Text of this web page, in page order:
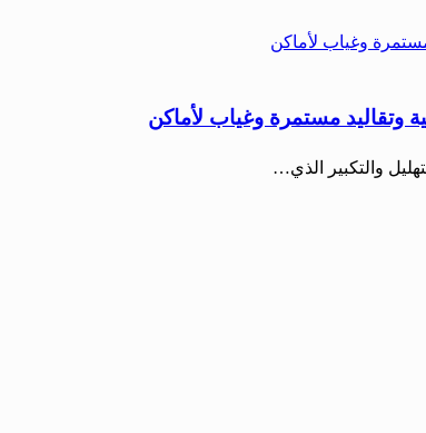
وتقاليد مستمرة وغياب لأماكن
والتكبير الذي…